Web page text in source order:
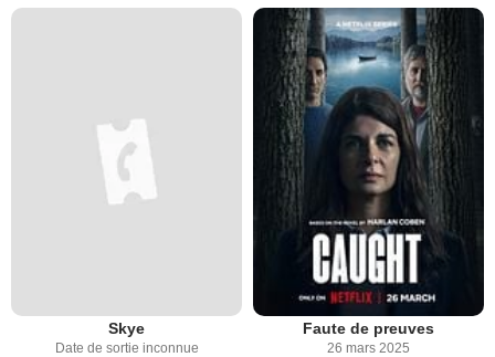
Skye
Date de sortie inconnue
Faute de preuves
26 mars 2025